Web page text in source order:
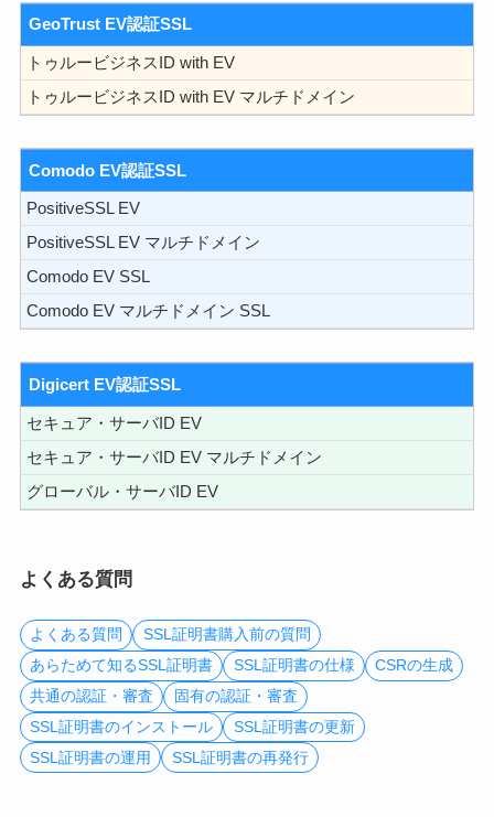
GeoTrust EV認証SSL
トゥルービジネスID with EV
トゥルービジネスID with EV マルチドメイン
Comodo EV認証SSL
PositiveSSL EV
PositiveSSL EV マルチドメイン
Comodo EV SSL
Comodo EV マルチドメイン SSL
Digicert EV認証SSL
セキュア・サーバID EV
セキュア・サーバID EV マルチドメイン
グローバル・サーバID EV
よくある質問
よくある質問
SSL証明書購入前の質問
あらためて知るSSL証明書
SSL証明書の仕様
CSRの生成
共通の認証・審査
固有の認証・審査
SSL証明書のインストール
SSL証明書の更新
SSL証明書の運用
SSL証明書の再発行